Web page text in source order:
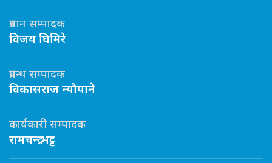
प्रधान सम्पादक
विजय घिमिरे
प्रबन्ध सम्पादक
विकासराज न्यौपाने
कार्यकारी सम्पादक
रामचन्द्र भट्ट